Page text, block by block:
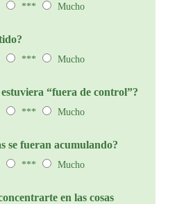
*** Mucho
*** Mucho
“fuera de control”?
*** Mucho
se fueran acumulando?
*** Mucho
en las cosas